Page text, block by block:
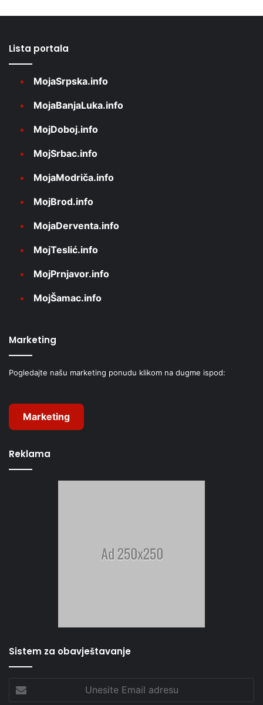
Lista portala
MojaSrpska.info
MojaBanjaLuka.info
MojDoboj.info
MojSrbac.info
MojaModriča.info
MojBrod.info
MojaDerventa.info
MojTeslić.info
MojPrnjavor.info
MojŠamac.info
Marketing
Pogledajte našu marketing ponudu klikom na dugme ispod:
Marketing
Reklama
Sistem za obavještavanje
Unesite
Email